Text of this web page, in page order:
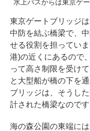
水上バスからは東京ゲ
東京ゲートブリッジ
中防を結ぶ橋梁で、
せる役割を担ってい
港)の近くにあるので
って高さ制限を受け
と大型船が橋の下を
ブリッジは、そうし
計された橋梁なのです
海の森公園の東端に